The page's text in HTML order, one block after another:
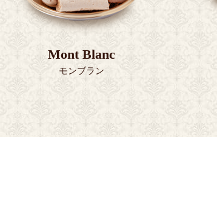
Mont Blanc
モンブラン